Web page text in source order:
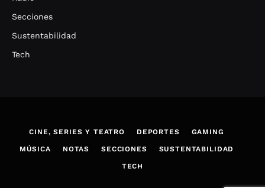
Secciones
Sustentabilidad
Tech
CINE, SERIES Y TEATRO DEPORTES GAMING
MÚSICA NOTAS SECCIONES SUSTENTABILIDAD
TECH